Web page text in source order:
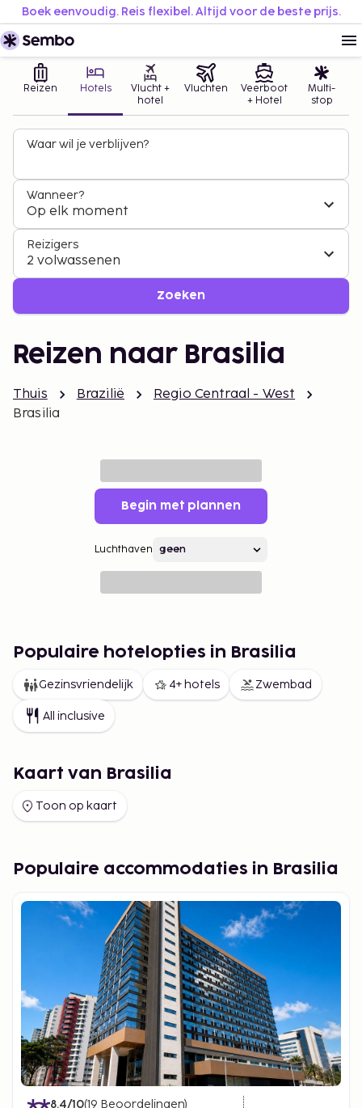
Boek eenvoudig. Reis flexibel. Altijd voor de beste prijs.
Reizen Hotels
Vlucht +
hotel
Vluchten
Veerboot
+ Hotel
Multi-
stop
Waar wil je verblijven?
Wanneer?
Op elk moment
Reizigers
2 volwassenen
Zoeken
Reizen naar Brasilia
Thuis Brazilië
Regio Centraal - West
Brasilia
Begin met plannen
Luchthaven
Populaire hotelopties in Brasilia
Gezinsvriendelijk 4+ hotels Zwembad
All inclusive
Kaart van Brasilia
Toon op kaart
Populaire accommodaties in Brasilia
8.4/10(19 Beoordelingen)